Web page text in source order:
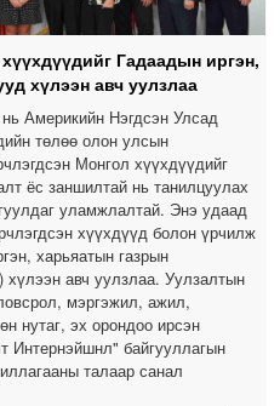
Гадаадын иргэн,
хүлээн авч уулзлаа
Америкийн Нэгдсэн Улсад
төлөө олон улсын
Монгол хүүхдүүдийг
ёс заншилтай нь танилцуулах
уламжлалтай. Энэ удаад
хүүхдүүд болон үрчилж
харьяатын газрын
хүлээн авч уулзлаа. Уулзалтын
мэргэжил, ажил,
нутаг, эх орондоо ирсэн
Интернэйшнл" байгууллагын
талаар санал